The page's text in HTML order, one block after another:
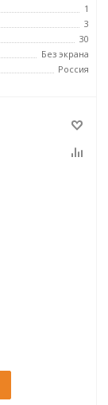
1
3
30
Без экрана
Россия